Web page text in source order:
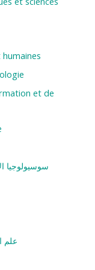
humaines
et de
سوسيولوجيا
علم